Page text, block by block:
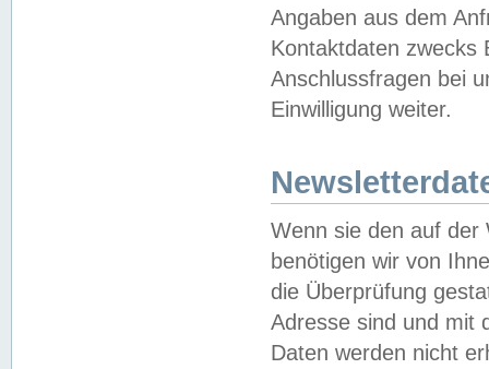
Angaben aus dem
Kontaktdaten zwecks
Anschlussfragen bei
Einwilligung weiter.
Wenn sie den auf der
benötigen wir von
die Überprüfung
Adresse sind und mit
Daten werden nicht